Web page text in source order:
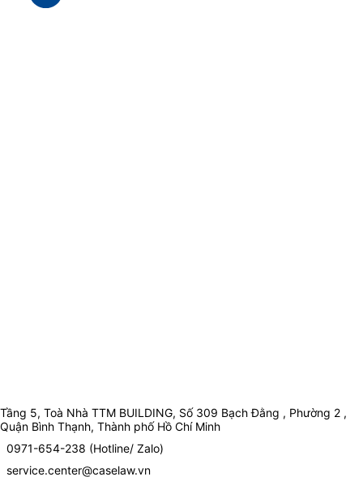
Tầng 5, Toà Nhà TTM BUILDING, Số 309 Bạch Đằng , Phường 2 ,
Quận Bình Thạnh, Thành phố Hồ Chí Minh
0971-654-238 (Hotline/ Zalo)
service.center@caselaw.vn